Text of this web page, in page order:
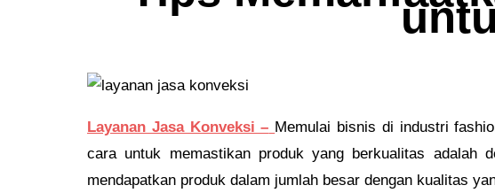
Layanan Jasa Konveksi – Memulai bisnis di industri
cara untuk memastikan produk yang berkualitas adalah
mendapatkan produk dalam jumlah besar dengan kualitas